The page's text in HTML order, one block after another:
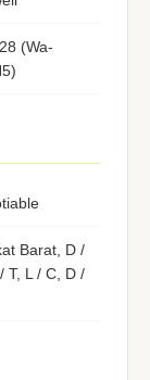
(Wa-
Barat, D /
T, L / C, D /